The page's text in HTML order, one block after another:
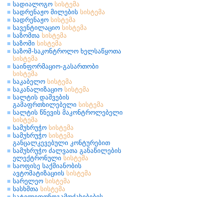
სადიალოგო სისტემა
სადრენაჟო მილების სისტემა
სადრენაჟო სისტემა
სავენტილაციო სისტემა
საზომთა სისტემა
საზომი სისტემა
საზომ-საკონტროლო ხელსაწყოთა
სისტემა
საინფორმაციო-გასართობი
სისტემა
საკაბელო სისტემა
საკანალიზაციო სისტემა
სალტის დაშვების
გამაფრთხილებელი სისტემა
სალტის წნევის მაკონტროლებელი
სისტემა
სამუხრუჭო სისტემა
სამუხრუჭო სისტემა
განცალკევებული კონტურებით
სამუხრუჭო ძალვათა განაწილების
ელექტრონული სისტემა
საოფისე საქმიანობის
ავტომატიზაციის სისტემა
სარელეო სისტემა
სასხმთა სისტემა